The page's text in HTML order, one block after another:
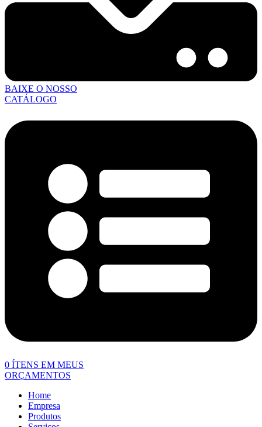
BAIXE O NOSSO
CATÁLOGO
0 ÍTENS EM MEUS
ORÇAMENTOS
Home
Empresa
Produtos